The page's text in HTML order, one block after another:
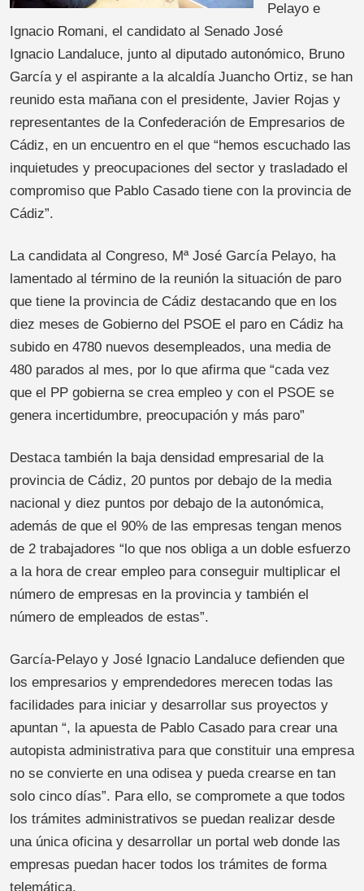
Pelayo e
Ignacio Romani, el candidato al Senado José
Ignacio Landaluce, junto al diputado autonómico, Bruno
García y el aspirante a la alcaldía Juancho Ortiz, se han
reunido esta mañana con el presidente, Javier Rojas y
representantes de la Confederación de Empresarios de
Cádiz, en un encuentro en el que “hemos escuchado las
inquietudes y preocupaciones del sector y trasladado el
compromiso que Pablo Casado tiene con la provincia de
Cádiz”.
La candidata al Congreso, Mª José García Pelayo, ha
lamentado al término de la reunión la situación de paro
que tiene la provincia de Cádiz destacando que en los
diez meses de Gobierno del PSOE el paro en Cádiz ha
subido en 4780 nuevos desempleados, una media de
480 parados al mes, por lo que afirma que “cada vez
que el PP gobierna se crea empleo y con el PSOE se
genera incertidumbre, preocupación y más paro”
Destaca también la baja densidad empresarial de la
provincia de Cádiz, 20 puntos por debajo de la media
nacional y diez puntos por debajo de la autonómica,
además de que el 90% de las empresas tengan menos
de 2 trabajadores “lo que nos obliga a un doble esfuerzo
a la hora de crear empleo para conseguir multiplicar el
número de empresas en la provincia y también el
número de empleados de estas”.
García-Pelayo y José Ignacio Landaluce defienden que
los empresarios y emprendedores merecen todas las
facilidades para iniciar y desarrollar sus proyectos y
apuntan “, la apuesta de Pablo Casado para crear una
autopista administrativa para que constituir una empresa
no se convierte en una odisea y pueda crearse en tan
solo cinco días”. Para ello, se compromete a que todos
los trámites administrativos se puedan realizar desde
una única oficina y desarrollar un portal web donde las
empresas puedan hacer todos los trámites de forma
telemática.